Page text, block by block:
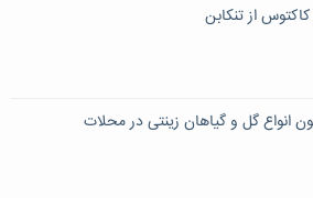
از تنکابن